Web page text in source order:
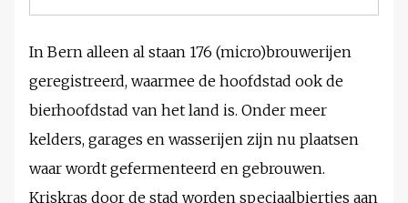
In Bern alleen al staan 176 (micro)brouwerijen
geregistreerd, waarmee de hoofdstad ook de
bierhoofdstad van het land is. Onder meer
kelders, garages en wasserijen zijn nu plaatsen
waar wordt gefermenteerd en gebrouwen.
Kriskras door de stad worden speciaalbiertjes aan